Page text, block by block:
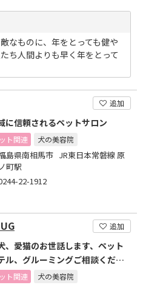
なものに、年をとっても健や
ち人間よりも早く年をとって
追加
に信頼されるペットサロン
ト関連 犬の美容院
島県南相馬市 JR東日本常磐線 原
ノ町駅
22-1912
追加
、愛猫のお世話します、ペット
ル、グルーミングご相談くださ
ト関連 犬の美容院